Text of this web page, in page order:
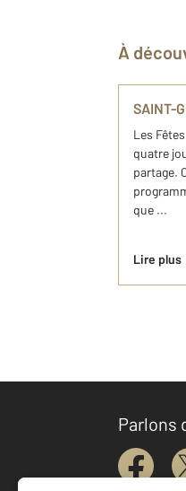
À
SAINT-
Les
quatre
partage.
que ...
Lire plus
Parlons